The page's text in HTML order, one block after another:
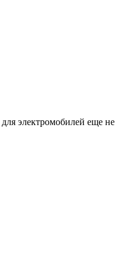
для электромобилей еще не